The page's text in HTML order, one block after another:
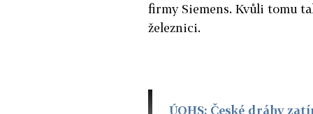
firmy Siemens. Kvůli tomu
železnici.
ÚOHS: České dráhy